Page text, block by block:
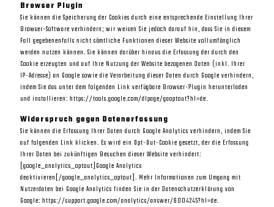
Browser Plugin
Sie können die Speicherung der Cookies durch eine entsprechende Einstellung Ihrer
Browser-Software verhindern; wir weisen Sie jedoch darauf hin, dass Sie in diesem
Fall gegebenenfalls nicht sämtliche Funktionen dieser Website vollumfänglich
werden nutzen können. Sie können darüber hinaus die Erfassung der durch den
Cookie erzeugten und auf Ihre Nutzung der Website bezogenen Daten (inkl. Ihrer
IP-Adresse) an Google sowie die Verarbeitung dieser Daten durch Google verhindern,
indem Sie das unter dem folgenden Link verfügbare Browser-Plugin herunterladen
und installieren: https://tools.google.com/dlpage/gaoptout?hl=de.
Widerspruch gegen Datenerfassung
Sie können die Erfassung Ihrer Daten durch Google Analytics verhindern, indem Sie
auf folgenden Link klicken. Es wird ein Opt-Out-Cookie gesetzt, der die Erfassung
Ihrer Daten bei zukünftigen Besuchen dieser Website verhindert:
[google_analytics_optout]Google Analytics
deaktivieren[/google_analytics_optout]. Mehr Informationen zum Umgang mit
Nutzerdaten bei Google Analytics finden Sie in der Datenschutzerklärung von
Google: https://support.google.com/analytics/answer/6004245?hl=de.